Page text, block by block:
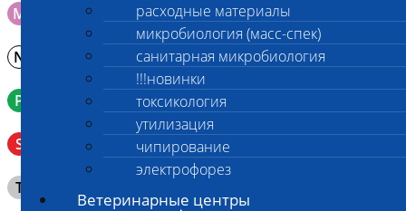
расходные материалы
микробиология (масс-спек)
санитарная микробиология
!!!новинки
токсикология
утилизация
чипирование
электрофорез
Ветеринарные центры
M Мазок на стекло
N Молоко в контейнере 10-30 мл
P Кровь в пробирку с К3ЭДТА (К2ЭДТА)
S
Венозная кровь в пробирке с активатором свертывания
без разделительного геля
T
Клещ (не более 2 шт.), плотно закрытая сухая пробирка
типа Эппендорф